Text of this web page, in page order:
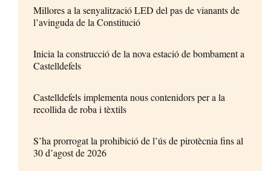
Millores a la senyalització LED del pas de vianants de
l’avinguda de la Constitució
Inicia la construcció de la nova estació de bombament a
Castelldefels
Castelldefels implementa nous contenidors per a la
recollida de roba i tèxtils
S’ha prorrogat la prohibició de l’ús de pirotècnia fins al
30 d’agost de 2026